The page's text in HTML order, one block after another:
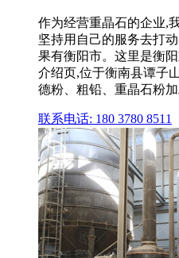
作为经营重晶石的企业,
坚持用自己的服务去打
果有衡阳市。这里是衡
介绍页,位于衡南县谭子
德粉、粗铅、重晶石粉加
联系电话: 180 3780 8511